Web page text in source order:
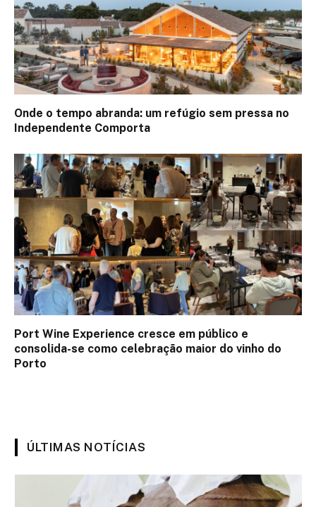
Onde o tempo abranda: um refúgio sem pressa no
Independente Comporta
Port Wine Experience cresce em público e
consolida-se como celebração maior do vinho do
Porto
ÚLTIMAS NOTÍCIAS